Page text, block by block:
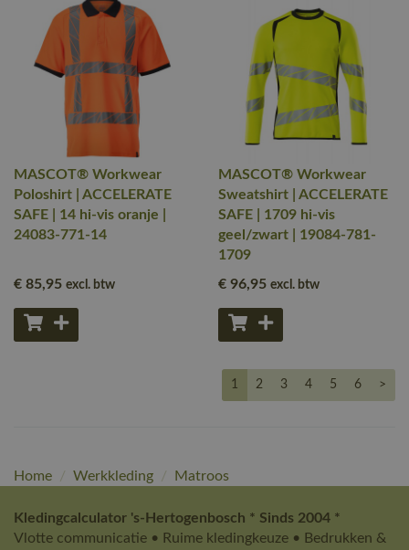
MASCOT® Workwear
Poloshirt | ACCELERATE
SAFE | 14 hi-vis oranje |
24083-771-14
€ 85,95 excl. btw
MASCOT® Workwear
Sweatshirt | ACCELERATE
SAFE | 1709 hi-vis
geel/zwart | 19084-781-
1709
€ 96,95 excl. btw
1 2 3 4 5 6 >
Home / Werkkleding / Matroos
Kledingcalculator 's-Hertogenbosch * Sinds 2004 *
Vlotte communicatie • Ruime kledingkeuze • Bedrukken &